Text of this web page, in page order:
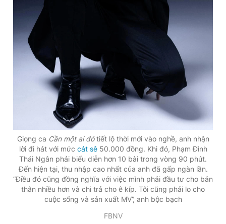
Giọng ca Cần một ai đótiết lộ thời mới vào nghề, anh nhận
lời đi hát với mức cát sê50.000 đồng. Khi đó, Phạm Đình
Thái Ngân phải biểu diễn hơn 10 bài trong vòng 90 phút.
Đến hiện tại, thu nhập cao nhất của anh đã gấp ngàn lần.
“Điều đó cũng đồng nghĩa với việc mình phải đầu tư cho bản
thân nhiều hơn và chi trả cho ê kíp. Tôi cũng phải lo cho
cuộc sống và sản xuất MV”, anh bộc bạch
FBNV